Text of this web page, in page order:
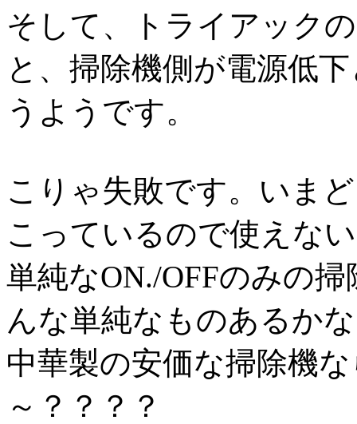
そして、トライアック
と、掃除機側が電源低
うようです。
こりゃ失敗です。いま
こっているので使えな
単純なON./OFFのみの
んな単純なものあるか
中華製の安価な掃除機
～？？？？